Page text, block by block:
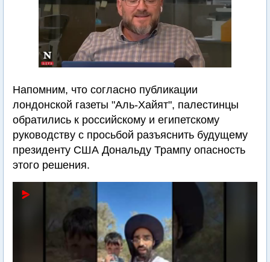
Напомним, что согласно публикации
лондонской газеты "Аль-Хайят", палестинцы
обратились к российскому и египетскому
руководству с просьбой разъяснить будущему
президенту США Дональду Трампу опасность
этого решения.